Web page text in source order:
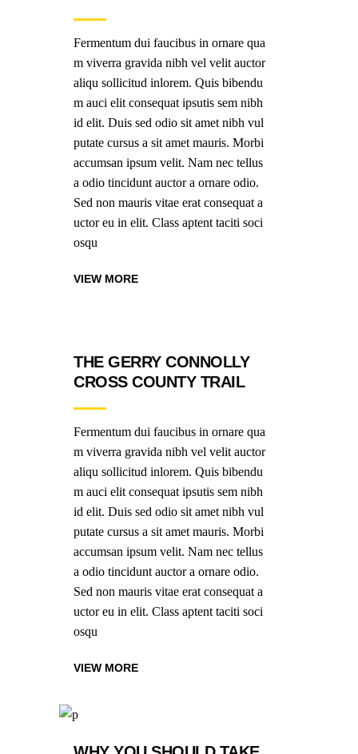
Fermentum dui faucibus in ornare qua
m viverra gravida nibh vel velit auctor
aliqu sollicitud inlorem. Quis bibendu
m auci elit consequat ipsutis sem nibh
id elit. Duis sed odio sit amet nibh vul
putate cursus a sit amet mauris. Morbi
accumsan ipsum velit. Nam nec tellus
a odio tincidunt auctor a ornare odio.
Sed non mauris vitae erat consequat a
uctor eu in elit. Class aptent taciti soci
osqu
VIEW MORE
THE GERRY CONNOLLY
CROSS COUNTY TRAIL
Fermentum dui faucibus in ornare qua
m viverra gravida nibh vel velit auctor
aliqu sollicitud inlorem. Quis bibendu
m auci elit consequat ipsutis sem nibh
id elit. Duis sed odio sit amet nibh vul
putate cursus a sit amet mauris. Morbi
accumsan ipsum velit. Nam nec tellus
a odio tincidunt auctor a ornare odio.
Sed non mauris vitae erat consequat a
uctor eu in elit. Class aptent taciti soci
osqu
VIEW MORE